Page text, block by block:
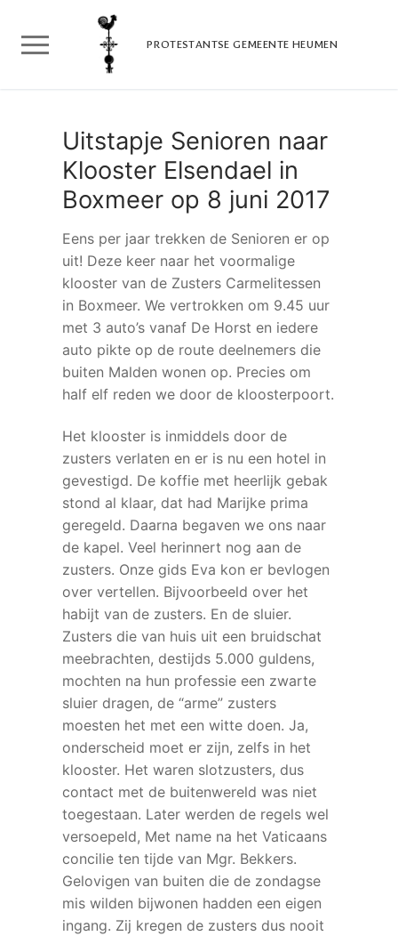
naar
inhoud
PROTESTANTSE GEMEENTE HEUMEN
Uitstapje Senioren naar
Klooster Elsendael in
Boxmeer op 8 juni 2017
Eens per jaar trekken de Senioren er op
uit! Deze keer naar het voormalige
klooster van de Zusters Carmelitessen
in Boxmeer. We vertrokken om 9.45 uur
met 3 auto’s vanaf De Horst en iedere
auto pikte op de route deelnemers die
buiten Malden wonen op. Precies om
half elf reden we door de kloosterpoort.
Het klooster is inmiddels door de
zusters verlaten en er is nu een hotel in
gevestigd. De koffie met heerlijk gebak
stond al klaar, dat had Marijke prima
geregeld. Daarna begaven we ons naar
de kapel. Veel herinnert nog aan de
zusters. Onze gids Eva kon er bevlogen
over vertellen. Bijvoorbeeld over het
habijt van de zusters. En de sluier.
Zusters die van huis uit een bruidschat
meebrachten, destijds 5.000 guldens,
mochten na hun professie een zwarte
sluier dragen, de “arme” zusters
moesten het met een witte doen. Ja,
onderscheid moet er zijn, zelfs in het
klooster. Het waren slotzusters, dus
contact met de buitenwereld was niet
toegestaan. Later werden de regels wel
versoepeld, Met name na het Vaticaans
concilie ten tijde van Mgr. Bekkers.
Gelovigen van buiten die de zondagse
mis wilden bijwonen hadden een eigen
ingang. Zij kregen de zusters dus nooit